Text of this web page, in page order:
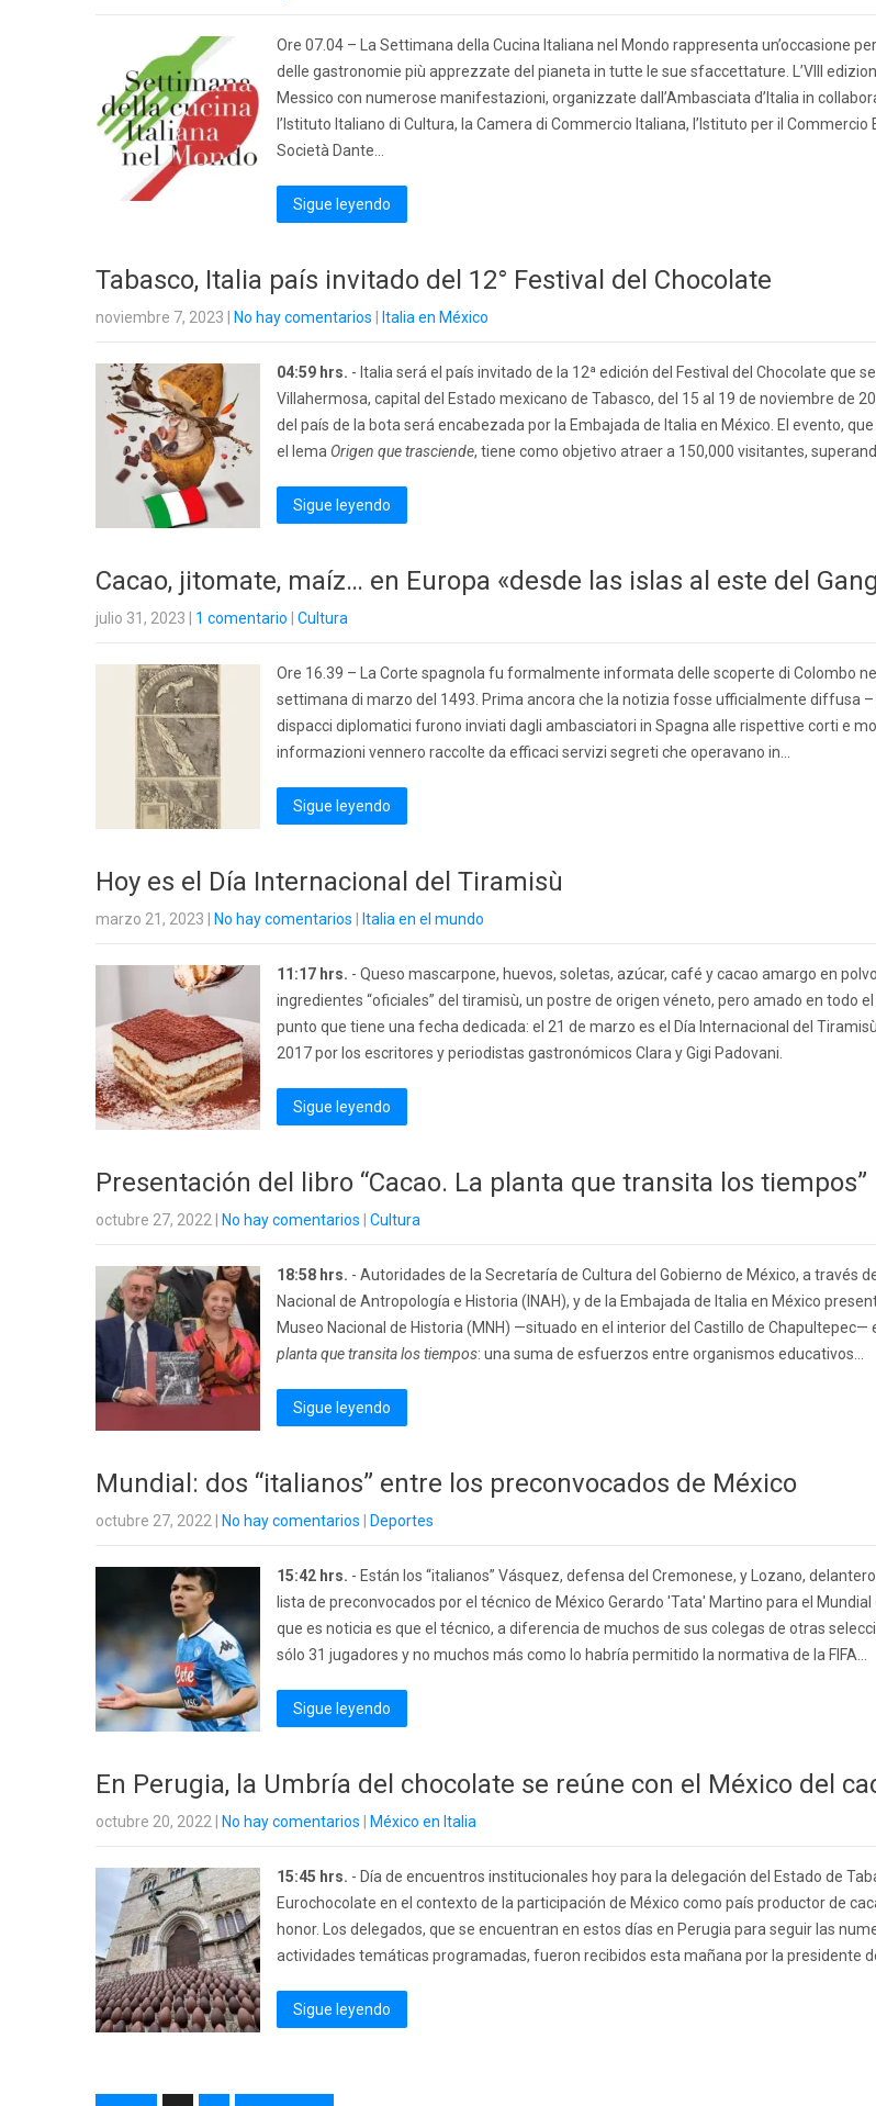
Ore 07.04 – La Settimana della Cucina Italiana nel Mondo rappresenta un’occasione
delle gastronomie più apprezzate del pianeta in tutte le sue sfaccettature. L’VIII
Messico con numerose manifestazioni, organizzate dall’Ambasciata d’Italia in
l’Istituto Italiano di Cultura, la Camera di Commercio Italiana, l’Istituto per il Commercio
Società Dante…
Sigue leyendo
Tabasco, Italia país invitado del 12° Festival del Chocolate
noviembre 7, 2023 No hay comentarios Italia en México
04:59 hrs. - Italia será el país invitado de la 12ª edición del Festival del Chocolate que
Villahermosa, capital del Estado mexicano de Tabasco, del 15 al 19 de noviembre de
del país de la bota será encabezada por la Embajada de Italia en México. El evento,
el lema Origen que trasciende, tiene como objetivo atraer a 150,000 visitantes,
Sigue leyendo
Cacao, jitomate, maíz… en Europa «desde las islas al este del
julio 31, 2023 1 comentario Cultura
Ore 16.39 – La Corte spagnola fu formalmente informata delle scoperte di Colombo
settimana di marzo del 1493. Prima ancora che la notizia fosse ufficialmente diffusa –
dispacci diplomatici furono inviati dagli ambasciatori in Spagna alle rispettive corti e
informazioni vennero raccolte da efficaci servizi segreti che operavano in…
Sigue leyendo
Hoy es el Día Internacional del Tiramisù
marzo 21, 2023 No hay comentarios Italia en el mundo
11:17 hrs. - Queso mascarpone, huevos, soletas, azúcar, café y cacao amargo en
ingredientes “oficiales” del tiramisù, un postre de origen véneto, pero amado en todo el
punto que tiene una fecha dedicada: el 21 de marzo es el Día Internacional del
2017 por los escritores y periodistas gastronómicos Clara y Gigi Padovani.
Sigue leyendo
Presentación del libro “Cacao. La planta que transita los tiempos”
octubre 27, 2022 No hay comentarios Cultura
18:58 hrs. - Autoridades de la Secretaría de Cultura del Gobierno de México, a través
Nacional de Antropología e Historia (INAH), y de la Embajada de Italia en México
Museo Nacional de Historia (MNH) —situado en el interior del Castillo de Chapultepec—
planta que transita los tiempos: una suma de esfuerzos entre organismos educativos...
Sigue leyendo
Mundial: dos “italianos” entre los preconvocados de México
octubre 27, 2022 No hay comentarios Deportes
15:42 hrs. - Están los “italianos” Vásquez, defensa del Cremonese, y Lozano,
lista de preconvocados por el técnico de México Gerardo 'Tata' Martino para el Mundial
que es noticia es que el técnico, a diferencia de muchos de sus colegas de otras
sólo 31 jugadores y no muchos más como lo habría permitido la normativa de la FIFA...
Sigue leyendo
En Perugia, la Umbría del chocolate se reúne con el México del
octubre 20, 2022 No hay comentarios México en Italia
15:45 hrs. - Día de encuentros institucionales hoy para la delegación del Estado de
Eurochocolate en el contexto de la participación de México como país productor de
honor. Los delegados, que se encuentran en estos días en Perugia para seguir las
actividades temáticas programadas, fueron recibidos esta mañana por la presidente de
Sigue leyendo